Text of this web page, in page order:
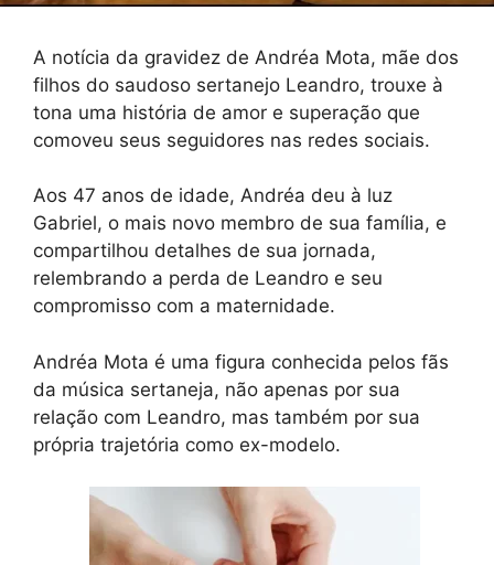
A notícia da gravidez de Andréa Mota, mãe dos
filhos do saudoso sertanejo Leandro, trouxe à
tona uma história de amor e superação que
comoveu seus seguidores nas redes sociais.
Aos 47 anos de idade, Andréa deu à luz
Gabriel, o mais novo membro de sua família, e
compartilhou detalhes de sua jornada,
relembrando a perda de Leandro e seu
compromisso com a maternidade.
Andréa Mota é uma figura conhecida pelos fãs
da música sertaneja, não apenas por sua
relação com Leandro, mas também por sua
própria trajetória como ex-modelo.